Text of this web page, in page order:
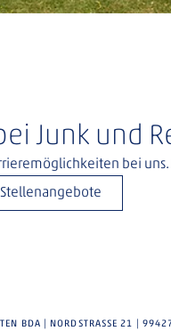
Junk und
bei
Stellenangebote
BDA | NORDSTRASSE 21 | 99427